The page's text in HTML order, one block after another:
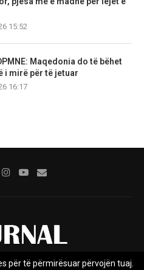
15:52
Maqedonia do të bëhet
i mirë për të jetuar
16:17
për të përmirësuar përvojën tuaj.